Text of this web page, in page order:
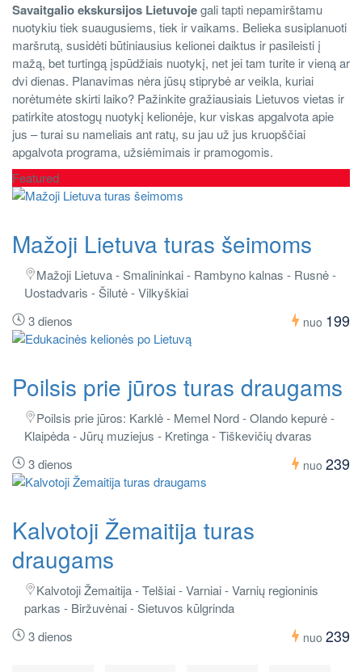
Savaitgalio ekskursijos Lietuvojegali tapti nepamirštamu
nuotykiu tiek suaugusiems, tiek ir vaikams. Belieka susiplanuoti
maršrutą, susidėti būtiniausius kelionei daiktus ir pasileisti į
mažą, bet turtingą įspūdžiais nuotykį, net jei tam turite ir vieną ar
dvi dienas. Planavimas nėra jūsų stiprybė ar veikla, kuriai
norėtumėte skirti laiko? Pažinkite gražiausiais Lietuvos vietas ir
patirkite atostogų nuotykį kelionėje, kur viskas apgalvota apie
jus – turai su nameliais ant ratų, su jau už jus kruopščiai
apgalvota programa, užsiėmimais ir pramogomis.
Featured
Mažoji Lietuva turas šeimoms
Mažoji Lietuva - Smalininkai - Rambyno kalnas - Rusnė -
Uostadvaris - Šilutė - Vilkyškiai
3 dienos
nuo 199
Poilsis prie jūros turas draugams
Poilsis prie jūros: Karklė - Memel Nord - Olando kepurė -
Klaipėda - Jūrų muziejus - Kretinga - Tiškevičių dvaras
3 dienos
nuo 239
Kalvotoji Žemaitija turas
draugams
Kalvotoji Žemaitija - Telšiai - Varniai - Varnių regioninis
parkas - Biržuvėnai - Sietuvos kūlgrinda
3 dienos
nuo 239